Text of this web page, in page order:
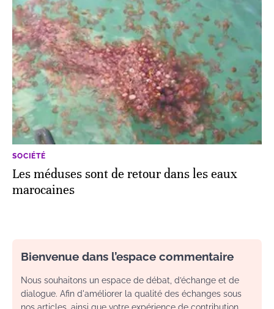
SOCIÉTÉ
Les méduses sont de retour dans les eaux
marocaines
Bienvenue dans l’espace commentaire
Nous souhaitons un espace de débat, d’échange et de
dialogue. Afin d'améliorer la qualité des échanges sous